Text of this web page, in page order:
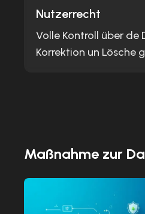
Nutzerrecht
Volle Kontroll über de
Korrektion un Lösche
Maßnahme zur